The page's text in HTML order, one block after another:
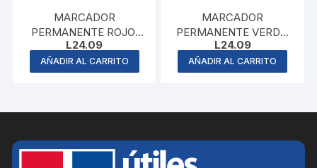
MARCADOR
PERMANENTE ROJO,
PENTEL
L24.09
AÑADIR AL CARRITO
MARCADOR
PERMANENTE VERDE,
PENTEL
L24.09
AÑADIR AL CARRITO